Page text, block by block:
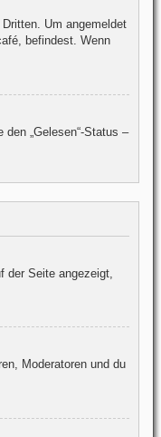
Um angemeldet
befindest. Wenn
„Gelesen“-Status –
der Seite angezeigt,
Moderatoren und du